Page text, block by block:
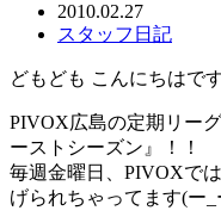
2010.02.27
スタッフ日記
どもども こんにちはで
PIVOX広島の定期リー
ーストシーズン』！！
毎週金曜日、PIVOXで
げられちゃってます(ー_